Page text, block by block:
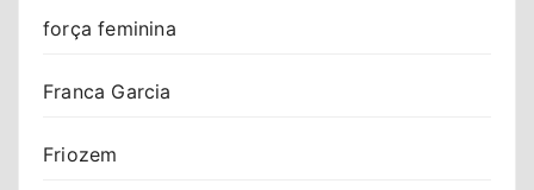
força feminina
Franca Garcia
Friozem